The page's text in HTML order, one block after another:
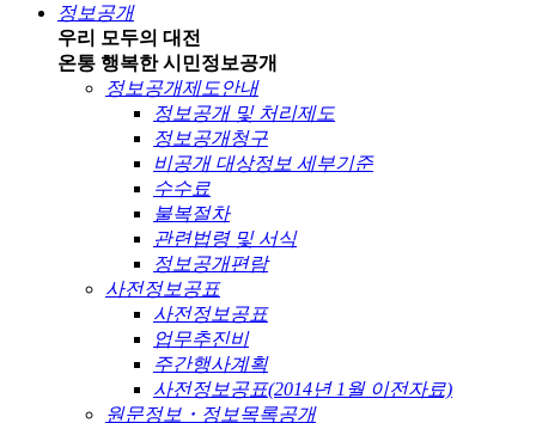
정보공개
우리 모두의 대전
온통 행복한 시민정보공개
정보공개제도안내
정보공개 및 처리제도
정보공개청구
비공개 대상정보 세부기준
수수료
불복절차
관련법령 및 서식
정보공개편람
사전정보공표
사전정보공표
업무추진비
주간행사계획
사전정보공표(2014년 1월 이전자료)
원문정보・정보목록공개